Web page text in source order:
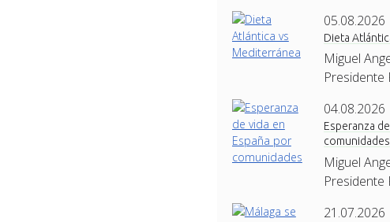
05.08.2026
Dieta
Miguel
Presidente
04.08.2026
Esperanza
comunidades
Miguel
Presidente
21.07.2026